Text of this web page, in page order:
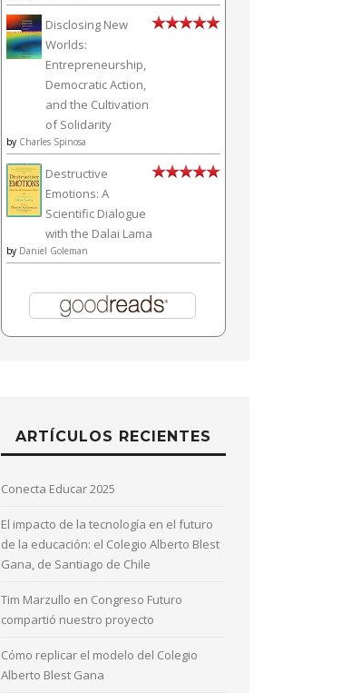
Disclosing New
Worlds:
Entrepreneurship,
Democratic Action,
and the Cultivation
of Solidarity
by Charles Spinosa
Destructive
Emotions: A
Scientific Dialogue
with the Dalai Lama
by Daniel Goleman
ARTÍCULOS RECIENTES
Conecta Educar 2025
El impacto de la tecnología en el futuro
de la educación: el Colegio Alberto Blest
Gana, de Santiago de Chile
Tim Marzullo en Congreso Futuro
compartió nuestro proyecto
Cómo replicar el modelo del Colegio
Alberto Blest Gana